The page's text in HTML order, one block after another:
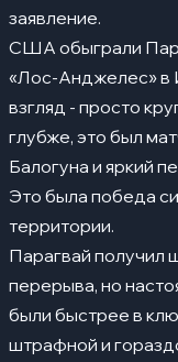
заявление.
США обыграли
«Лос-Анджелес» в
взгляд - просто
глубже, это был
Балогуна и яркий
Это была победа
территории.
Парагвай получил
перерыва, но
были быстрее в
штрафной и